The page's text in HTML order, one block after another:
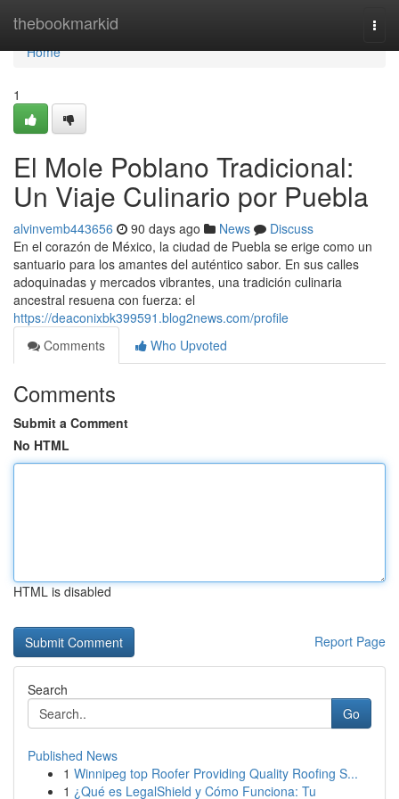
thebookmarkid
Home
Home
1
El Mole Poblano Tradicional:
Un Viaje Culinario por Puebla
alvinvemb443656 90 days ago News
Discuss
En el corazón de México, la ciudad de Puebla se erige como un
santuario para los amantes del auténtico sabor. En sus calles
adoquinadas y mercados vibrantes, una tradición culinaria
ancestral resuena con fuerza: el
https://deaconixbk399591.blog2news.com/profile
Comments
Who Upvoted
Comments
Submit a Comment
No HTML
HTML is disabled
Report Page
Search
Go
Published News
1 Winnipeg top Roofer Providing Quality Roofing S...
1 ¿Qué es LegalShield y Cómo Funciona: Tu